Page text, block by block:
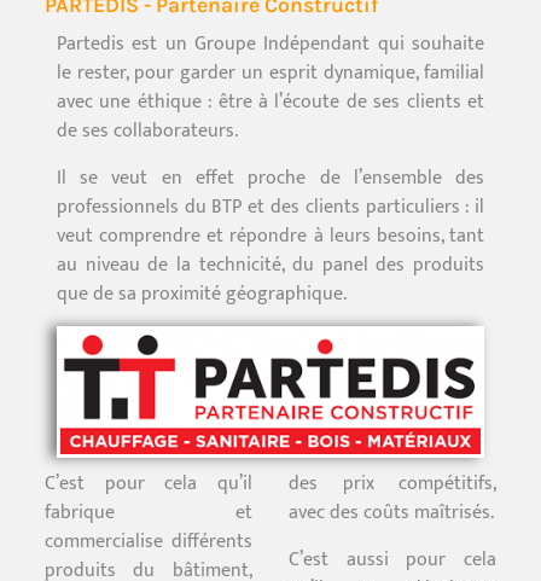
PARTEDIS - Partenaire Constructif
Partedis est un Groupe Indépendant qui souhaite
le rester, pour garder un esprit dynamique, familial
avec une éthique : être à l’écoute de ses clients et
de ses collaborateurs.
Il se veut en effet proche de l’ensemble des
professionnels du BTP et des clients particuliers : il
veut comprendre et répondre à leurs besoins, tant
au niveau de la technicité, du panel des produits
que de sa proximité géographique.
C’est pour cela qu’il
fabrique et
commercialise différents
produits du bâtiment,
des prix compétitifs,
avec des coûts maîtrisés.
C’est aussi pour cela